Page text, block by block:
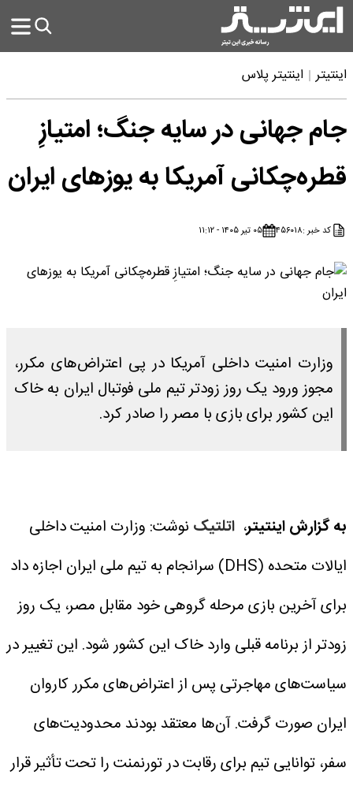
اینتیتر اینتیتر پلاس
جام جهانی در سایه جنگ؛ امتیازِ
قطره‌چکانی آمریکا به یوزهای ایران
کد خبر :۴۵۶۰۱۸ ۰۵ تیر ۱۴۰۵ - ۱۱:۱۲
وزارت امنیت داخلی آمریکا در پی اعتراض‌های مکرر،
مجوز ورود یک روز زودتر تیم ملی فوتبال ایران به خاک
این کشور برای بازی با مصر را صادر کرد.
به گزارش اینتیتر، اتلتیک نوشت: وزارت امنیت داخلی
ایالات متحده (DHS) سرانجام به تیم ملی ایران اجازه داد
برای آخرین بازی مرحله گروهی خود مقابل مصر، یک روز
زودتر از برنامه قبلی وارد خاک این کشور شود. این تغییر در
سیاست‌های مهاجرتی پس از اعتراض‌های مکرر کاروان
ایران صورت گرفت. آن‌ها معتقد بودند محدودیت‌های
سفر، توانایی تیم برای رقابت در تورنمنت را تحت تأثیر قرار